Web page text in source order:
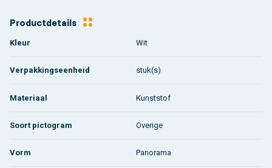
Productdetails
Kleur Wit
Verpakkingseenheid stuk(s)
Materiaal Kunststof
Soort pictogram Overige
Vorm Panorama